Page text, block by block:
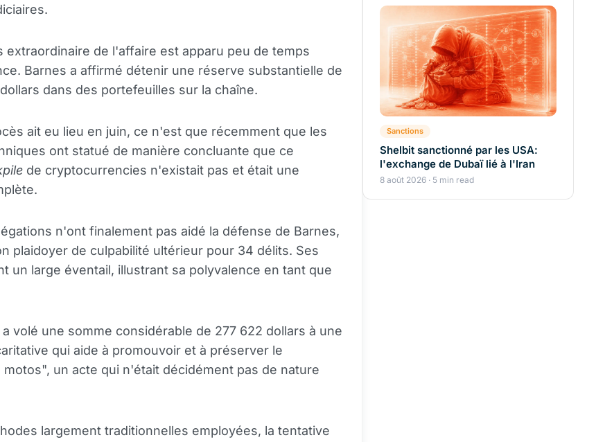
extraordinaire de l'affaire est apparu peu de temps
Barnes a affirmé détenir une réserve substantielle de
dans des portefeuilles sur la chaîne.
ait eu lieu en juin, ce n'est que récemment que les
ont statué de manière concluante que ce
de cryptocurrencies n'existait pas et était une
n'ont finalement pas aidé la défense de Barnes,
plaidoyer de culpabilité ultérieur pour 34 délits. Ses
un large éventail, illustrant sa polyvalence en tant que
volé une somme considérable de 277 622 dollars à une
qui aide à promouvoir et à préserver le
motos", un acte qui n'était décidément pas de nature
largement traditionnelles employées, la tentative
Sanctions
Shelbit sanctionné par les USA:
l'exchange de Dubaï lié à l'Iran
8 août 2026 · 5 min read